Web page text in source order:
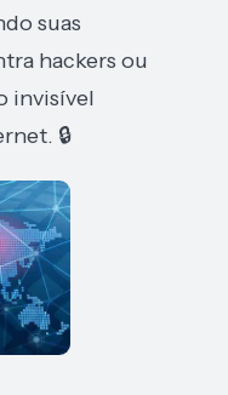
suas
hackers ou
invisível
🔒